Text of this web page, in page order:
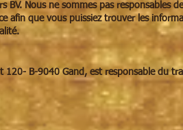
Nous ne sommes pas responsables
afin que vous puissiez trouver les
120- B-9040 Gand, est responsable du